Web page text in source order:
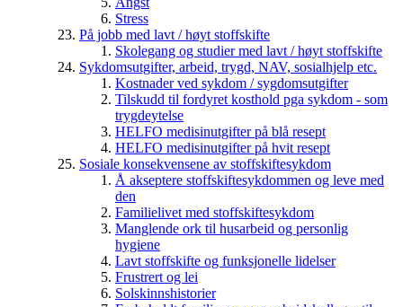
Stress
På jobb med lavt / høyt stoffskifte
Skolegang og studier med lavt / høyt stoffskifte
Sykdomsutgifter, arbeid, trygd, NAV, sosialhjelp etc.
Kostnader ved sykdom / sygdomsutgifter
Tilskudd til fordyret kosthold pga sykdom - som
trygdeytelse
HELFO medisinutgifter på blå resept
HELFO medisinutgifter på hvit resept
Sosiale konsekvensene av stoffskiftesykdom
Å akseptere stoffskiftesykdommen og leve med
den
Familielivet med stoffskiftesykdom
Manglende ork til husarbeid og personlig
hygiene
Lavt stoffskifte og funksjonelle lidelser
Frustrert og lei
Solskinnshistorier